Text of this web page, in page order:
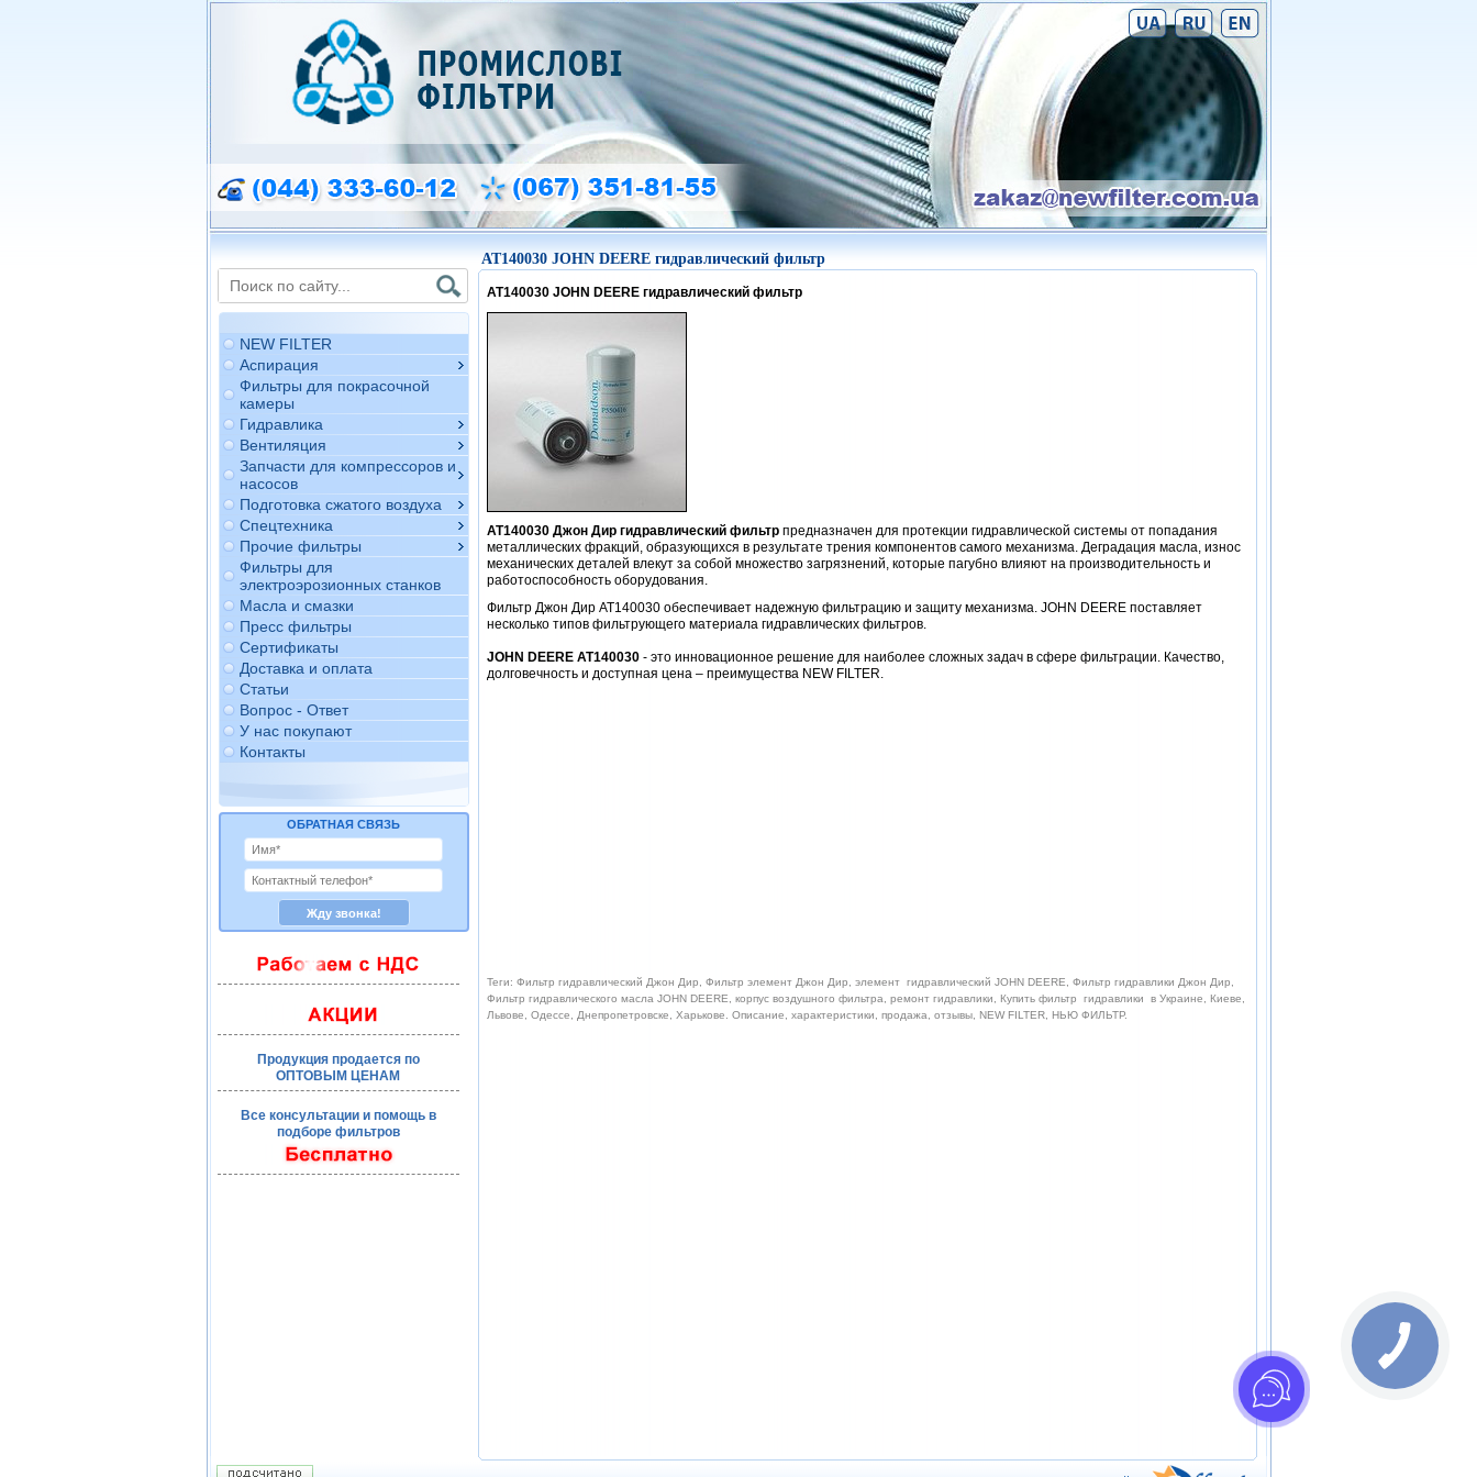
NEW FILTER
Аспирация
Фильтры для покрасочной
камеры
Гидравлика
Вентиляция
Запчасти для компрессоров и
насосов
Подготовка сжатого воздуха
Спецтехника
Прочие фильтры
Фильтры для
электроэрозионных станков
Масла и смазки
Пресс фильтры
Сертификаты
Доставка и оплата
Статьи
Вопрос - Ответ
У нас покупают
Контакты
ОБРАТНАЯ СВЯЗЬ
Продукция продается по
ОПТОВЫМ ЦЕНАМ
Все консультации и помощь в
подборе фильтров
AT140030 JOHN DEERE гидравлический фильтр
AT140030 JOHN DEERE гидравлический фильтр
AT140030 Джон Дир гидравлический фильтрпредназначен для протекции гидравлической системы от попадания
металлических фракций, образующихся в результате трения компонентов самого механизма. Деградация масла, износ
механических деталей влекут за собой множество загрязнений, которые пагубно влияют на производительность и
работоспособность оборудования.
Фильтр Джон Дир AT140030 обеспечивает надежную фильтрацию и защиту механизма. JOHN DEERE поставляет
несколько типов фильтрующего материала гидравлических фильтров.
JOHN DEERE AT140030- это инновационное решение для наиболее сложных задач в сфере фильтрации. Качество,
долговечность и доступная цена – преимущества NEW FILTER.
Теги: Фильтр гидравлический Джон Дир, Фильтр элемент Джон Дир, элемент гидравлический JOHN DEERE, Фильтр гидравлики Джон Дир,
Фильтр гидравлического масла JOHN DEERE, корпус воздушного фильтра, ремонт гидравлики, Купить фильтр гидравлики в Украине, Киеве,
Львове, Одессе, Днепропетровске, Харькове. Описание, характеристики, продажа, отзывы, NEW FILTER, НЬЮ ФИЛЬТР.